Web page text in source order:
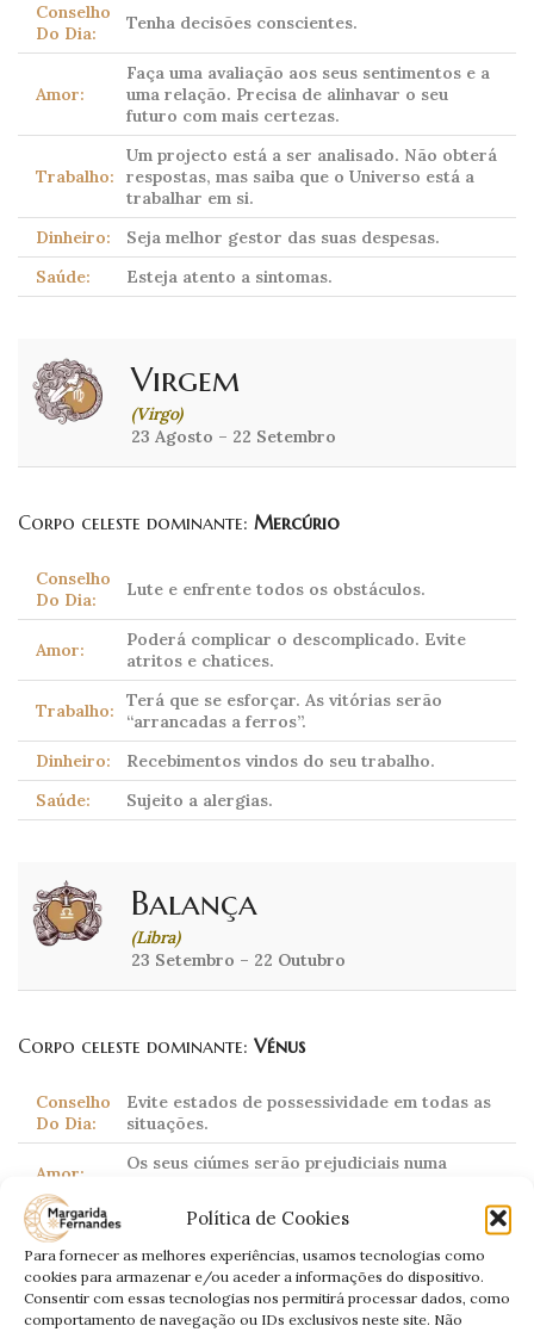
Política de Cookies
Para fornecer as melhores experiências, usamos tecnologias como
cookies para armazenar e/ou aceder a informações do dispositivo.
Consentir com essas tecnologias nos permitirá processar dados, como
comportamento de navegação ou IDs exclusivos neste site. Não
Conselho
Do Dia:
Tenha decisões conscientes.
Amor:
Faça uma avaliação aos seus sentimentos e a
uma relação. Precisa de alinhavar o seu
futuro com mais certezas.
Trabalho:
Um projecto está a ser analisado. Não obterá
respostas, mas saiba que o Universo está a
trabalhar em si.
Dinheiro:
Seja melhor gestor das suas despesas.
Saúde:
Esteja atento a sintomas.
Virgem
(Virgo)
23 Agosto – 22 Setembro
Corpo celeste dominante: Mercúrio
Conselho
Do Dia:
Lute e enfrente todos os obstáculos.
Amor:
Poderá complicar o descomplicado. Evite
atritos e chatices.
Trabalho:
Terá que se esforçar. As vitórias serão
“arrancadas a ferros”.
Dinheiro:
Recebimentos vindos do seu trabalho.
Saúde:
Sujeito a alergias.
Balança
(Libra)
23 Setembro – 22 Outubro
Corpo celeste dominante: Vénus
Conselho
Do Dia:
Evite estados de possessividade em todas as
situações.
Amor:
Os seus ciúmes serão prejudiciais numa
Trabalho:
Conte com problemas. Mantenha-se calmo e
atento aos movimentos ao seu redor.
Dinheiro:
Gastos supérfluos.
Saúde:
Instabilidade emocional.